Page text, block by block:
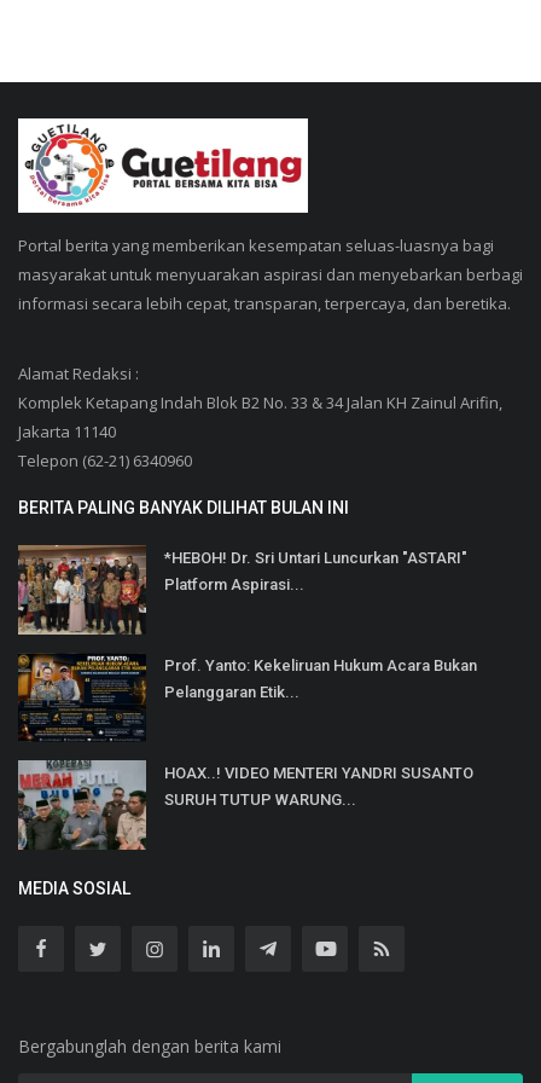
Portal berita yang memberikan kesempatan seluas-luasnya bagi
masyarakat untuk menyuarakan aspirasi dan menyebarkan berbagi
informasi secara lebih cepat, transparan, terpercaya, dan beretika.
Alamat Redaksi :
Komplek Ketapang Indah Blok B2 No. 33 & 34 Jalan KH Zainul Arifin,
Jakarta 11140
Telepon (62-21) 6340960
BERITA PALING BANYAK DILIHAT BULAN INI
*HEBOH! Dr. Sri Untari Luncurkan "ASTARI"
Platform Aspirasi...
Prof. Yanto: Kekeliruan Hukum Acara Bukan
Pelanggaran Etik...
HOAX..! VIDEO MENTERI YANDRI SUSANTO
SURUH TUTUP WARUNG...
MEDIA SOSIAL
Bergabunglah dengan berita kami